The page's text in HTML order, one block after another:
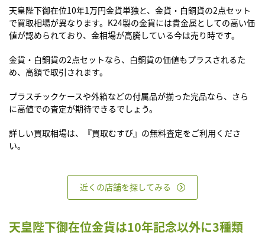
天皇陛下御在位10年1万円金貨単独と、金貨・白銅貨の2点セット
で買取相場が異なります。 K24製の金貨には貴金属としての高い価
値が認められており、金相場が高騰している今は売り時です。
金貨・白銅貨の2点セットなら、白銅貨の価値もプラスされるた
め、高額で取引されます。
プラスチックケースや外箱などの付属品が揃った完品なら、さら
に高値での査定が期待できるでしょう。
詳しい買取相場は、『買取むすび』の無料査定をご利用くださ
い。
近くの店舗を探してみる
天皇陛下御在位金貨は10年記念以外に3種類